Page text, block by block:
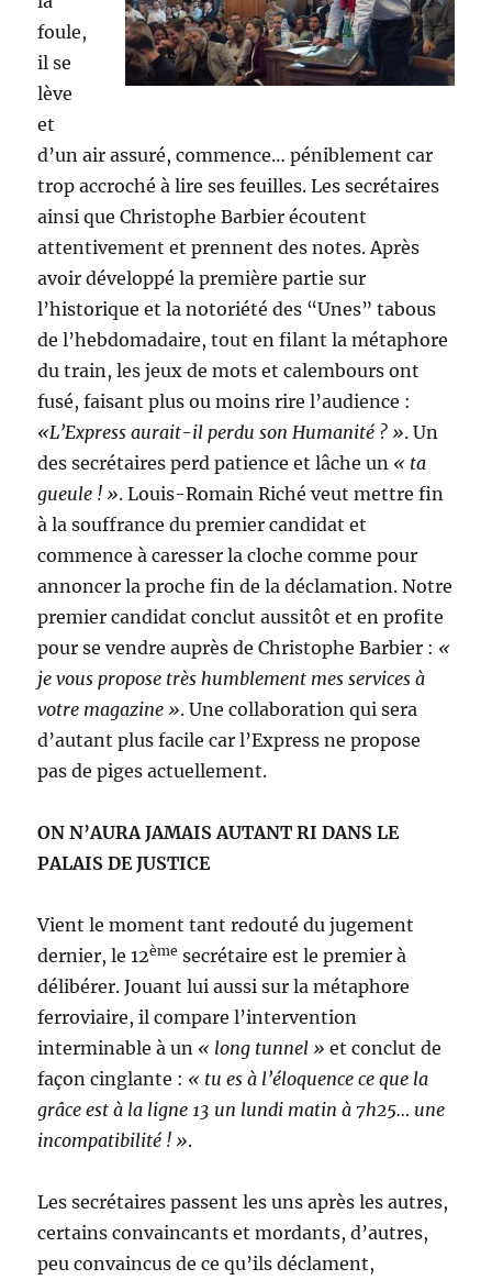
foule,
il se
lève
et
d’un air assuré, commence… péniblement car
trop accroché à lire ses feuilles. Les secrétaires
ainsi que Christophe Barbier écoutent
attentivement et prennent des notes. Après
avoir développé la première partie sur
l’historique et la notoriété des “Unes” tabous
de l’hebdomadaire, tout en filant la métaphore
du train, les jeux de mots et calembours ont
fusé, faisant plus ou moins rire l’audience :
«L’Express aurait-il perdu son Humanité ? ». Un
des secrétaires perd patience et lâche un « ta
gueule ! ». Louis-Romain Riché veut mettre fin
à la souffrance du premier candidat et
commence à caresser la cloche comme pour
annoncer la proche fin de la déclamation. Notre
premier candidat conclut aussitôt et en profite
pour se vendre auprès de Christophe Barbier : «
je vous propose très humblement mes services à
votre magazine ». Une collaboration qui sera
d’autant plus facile car l’Express ne propose
pas de piges actuellement.
ON N’AURA JAMAIS AUTANT RI DANS LE
PALAIS DE JUSTICE
Vient le moment tant redouté du jugement
dernier, le 12ème secrétaire est le premier à
délibérer. Jouant lui aussi sur la métaphore
ferroviaire, il compare l’intervention
interminable à un « long tunnel » et conclut de
façon cinglante : « tu es à l’éloquence ce que la
grâce est à la ligne 13 un lundi matin à 7h25… une
incompatibilité ! ».
Les secrétaires passent les uns après les autres,
certains convaincants et mordants, d’autres,
peu convaincus de ce qu’ils déclament,